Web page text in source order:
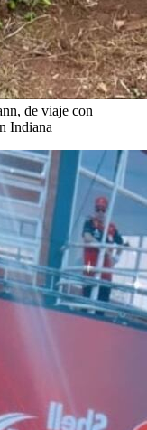
de viaje con
Indiana